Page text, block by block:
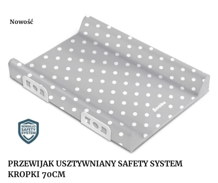
Nowość
PRZEWIJAK USZTYWNIANY SAFETY SYSTEM
KROPKI 70CM